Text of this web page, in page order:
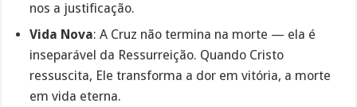
nos a justificação.
Vida Nova: A Cruz não termina na morte — ela é
inseparável da Ressurreição. Quando Cristo
ressuscita, Ele transforma a dor em vitória, a morte
em vida eterna.